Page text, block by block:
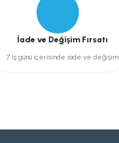
İade ve Değişim Fırsatı
7 İş günü içerisinde iade ve değişim